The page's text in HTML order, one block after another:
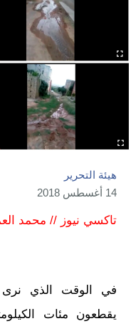
هيئة التحرير
14 أغسطس 2018
تاكسي نيوز // محمد
في الوقت الذي نرى
يقطعون مئات